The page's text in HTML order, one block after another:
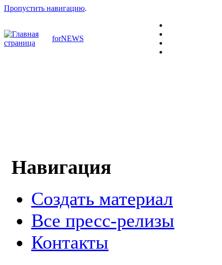
Пропустить навигацию.
forNEWS
Навигация
Создать материал
Все пресс-релизы
Контакты